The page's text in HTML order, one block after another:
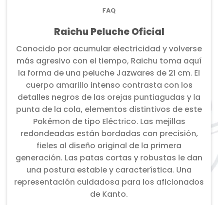
FAQ
Raichu Peluche Oficial
Conocido por acumular electricidad y volverse
más agresivo con el tiempo, Raichu toma aquí
la forma de una peluche Jazwares de 21 cm. El
cuerpo amarillo intenso contrasta con los
detalles negros de las orejas puntiagudas y la
punta de la cola, elementos distintivos de este
Pokémon de tipo Eléctrico. Las mejillas
redondeadas están bordadas con precisión,
fieles al diseño original de la primera
generación. Las patas cortas y robustas le dan
una postura estable y característica. Una
representación cuidadosa para los aficionados
de Kanto.